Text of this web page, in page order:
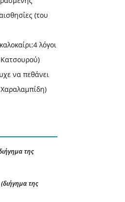
(του
λόγοι
Κατσουρού)
να πεθάνει
της
της